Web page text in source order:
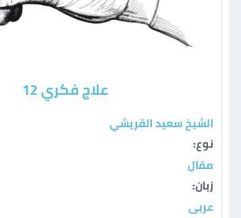
علاج فكري 12
الشيخ سعيد القريشي
نوع:
مقال
زبان:
عربی